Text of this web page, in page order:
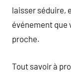
laisser séduire,
événement que
proche.
Tout savoir à